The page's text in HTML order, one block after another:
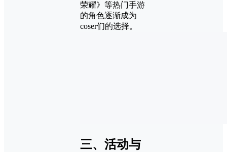
荣耀》等热门手游
的角色逐渐成为
coser们的选择。
三、活动与